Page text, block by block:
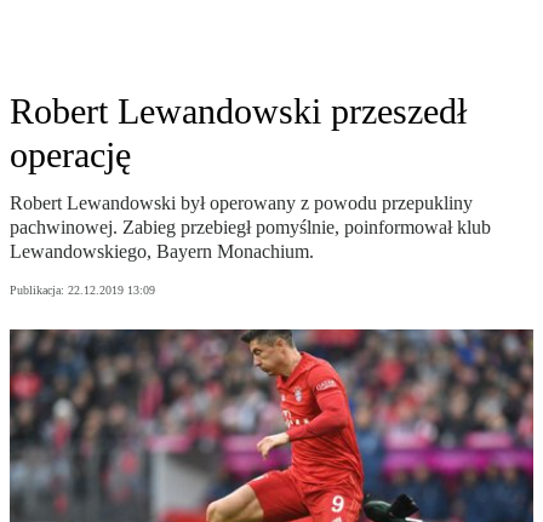
Robert Lewandowski przeszedł
operację
Robert Lewandowski był operowany z powodu przepukliny
pachwinowej. Zabieg przebiegł pomyślnie, poinformował klub
Lewandowskiego, Bayern Monachium.
Publikacja: 22.12.2019 13:09